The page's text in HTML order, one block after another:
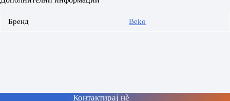
Бренд Beko
Контактирај нè